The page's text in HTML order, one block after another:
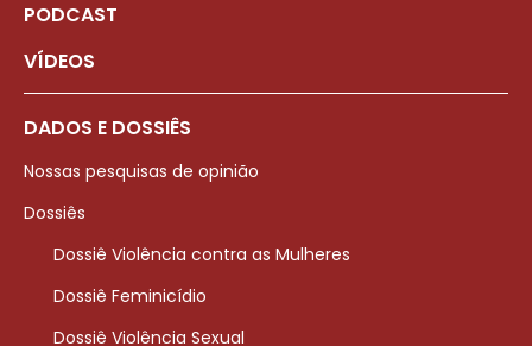
PODCAST
VÍDEOS
DADOS E DOSSIÊS
Nossas pesquisas de opinião
Dossiês
Dossiê Violência contra as Mulheres
Dossiê Feminicídio
Dossiê Violência Sexual